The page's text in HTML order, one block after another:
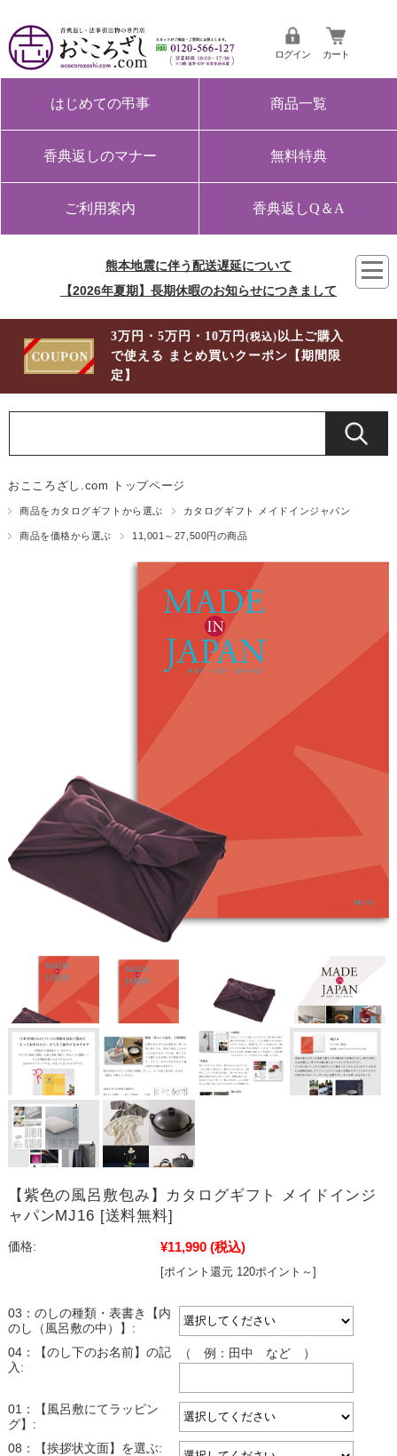
ログイン カート
はじめての弔事 商品一覧
香典返しのマナー 無料特典
ご利用案内 香典返しQ＆A
熊本地震に伴う配送遅延について
【2026年夏期】長期休暇のお知らせにつきまして
3万円・5万円・10万円(税込) 以上ご購入
で使える まとめ買いクーポン【期間限
定】
おこころざし.com トップページ
商品をカタログギフトから選ぶ カタログギフト メイドインジャパン
商品を価格から選ぶ 11,001～27,500円の商品
【紫色の風呂敷包み】カタログギフト メイドインジ
ャパンMJ16 [送料無料]
価格: ¥11,990 (税込)
[ポイント還元 120ポイント～]
03：のしの種類・表書き【内
のし（風呂敷の中）】:
04：【のし下のお名前】の記
入:
（ 例：田中 など ）
01：【風呂敷にてラッピン
グ】:
08：【挨拶状文面】を選ぶ: